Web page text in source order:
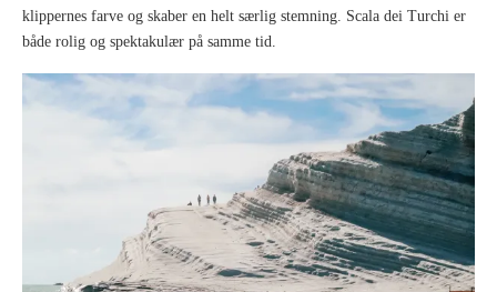
klippernes farve og skaber en helt særlig stemning. Scala dei Turchi er
både rolig og spektakulær på samme tid.